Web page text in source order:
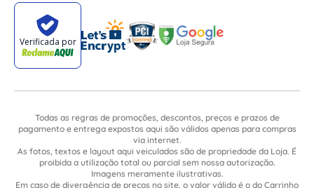
Todas as regras de promoções, descontos, preços e prazos de
pagamento e entrega expostos aqui são válidos apenas para compras
via internet.
As fotos, textos e layout aqui veiculados são de propriedade da Loja. É
proibida a utilização total ou parcial sem nossa autorização.
Imagens meramente ilustrativas.
Em caso de divergência de preços no site, o valor válido é o do Carrinho